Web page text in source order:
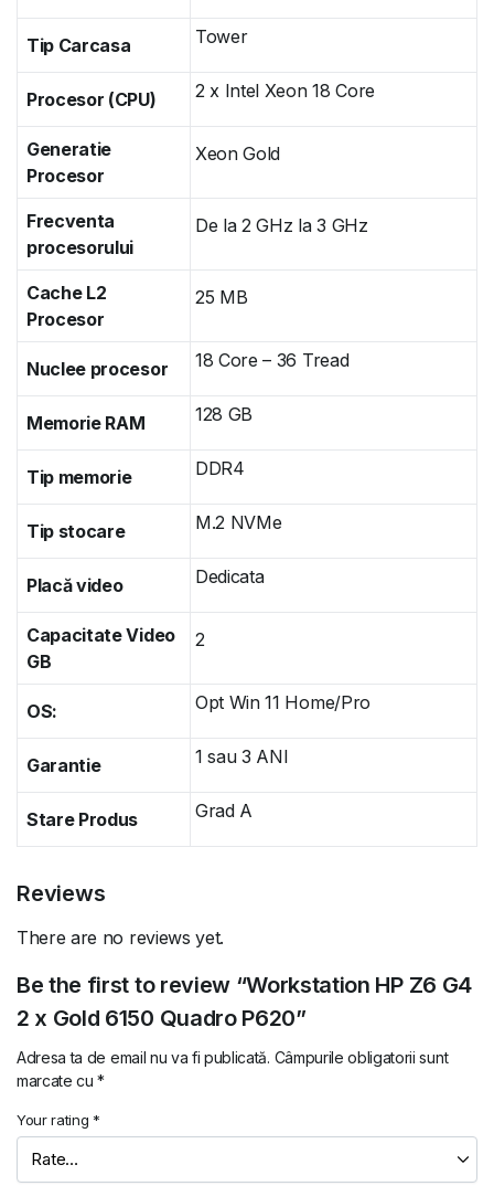
Tip Carcasa Tower
Procesor (CPU) 2 x Intel Xeon 18 Core
Generatie
Procesor
Xeon Gold
Frecventa
procesorului
De la 2 GHz la 3 GHz
Cache L2
Procesor
25 MB
Nuclee procesor 18 Core – 36 Tread
Memorie RAM 128 GB
Tip memorie DDR4
Tip stocare M.2 NVMe
Placă video Dedicata
Capacitate Video
GB
2
OS: Opt Win 11 Home/Pro
Garantie 1 sau 3 ANI
Stare Produs Grad A
Reviews
There are no reviews yet.
Be the first to review “Workstation HP Z6 G4
2 x Gold 6150 Quadro P620”
Adresa ta de email nu va fi publicată. Câmpurile obligatorii sunt
marcate cu*
Your rating *